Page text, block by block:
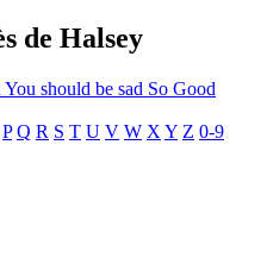
de Halsey
You should be sad So Good
P Q R S T U V W X Y Z 0-9